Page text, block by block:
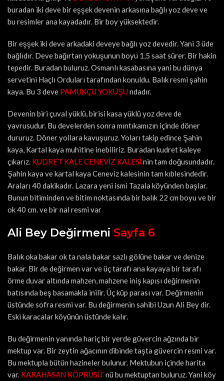
buradan iki deve bir eşşek devenin arkasına bağlı yoz deve ve
bu resimler ana kayadadır. Bir boy yüksektedir.
Bir eşşek iki deve arkadaki deveye bağlı yoz devedir. Yani 3 üde
bağlıdır. Deve bağırtan yokuşunun boyu 1,5 saat sürer. Bir hakin
tepedir. Buradan buluruz. Osmanlı kasabasına yani bu dünya
servetini Haçlı Orduları tarafından konuldu. Balık resmi şahin
kaya. Bu 3 deve PAMUKÇU YOKUŞUndadır.
Devenin biri çuval yüklü, birisi kasa yüklü yoz deve de
yavrusudur. Bu develerden sonra mıntıkamızın içinde döner
dururuz. Döner yollara kavuşuruz. Yoları takip edince Şahin
kaya, Kartal kaya muhitine inebiliriz. Buradan kudret kaleye
çıkarız. KUDRET KALE CENEVİZ KALESİ nin tam doğusundadır.
Şahin kaya ve kartal kaya Ceneviz kalesinin tam kıblesindedir.
Araları 40 dakikadır. Lazara yeni ismi Tazala köyünden başlar.
Bunun bitiminden ve bitim noktasında bir balık 22 cm boyu ve bir
ok 40 cm. ve bir nal resmi var
Ali Bey Değirmeni Sayfa 6
Balık oka bakar ok ta nala bakar sazlı gölüne bakar ve denize
bakar. Bir de değirmen var ve üç tarafı ana kayaya bir tarafı
örme duvar altında mahzen, mahzene iniş kapısı değirmenin
batısında beş basamakla inilir. Üç küp parası var. Değirmenin
üstünde sofra resmi var. Bu değirmenin sahibi Uzun Ali Bey dir.
Eski karacalar köyünün üstünde kalır.
Bu değirmenin yanında hariç bir yerde güvercin ağzında bir
mektup var. Bir zeytin ağacının dibinde taşta güvercin resmi var.
Bu mektupla bütün hazineler bulunur. Mektubun içinde harita
var. KARAHASAN KÖPRÜSÜ’ nü bu mektuptan buluruz. Yani köy